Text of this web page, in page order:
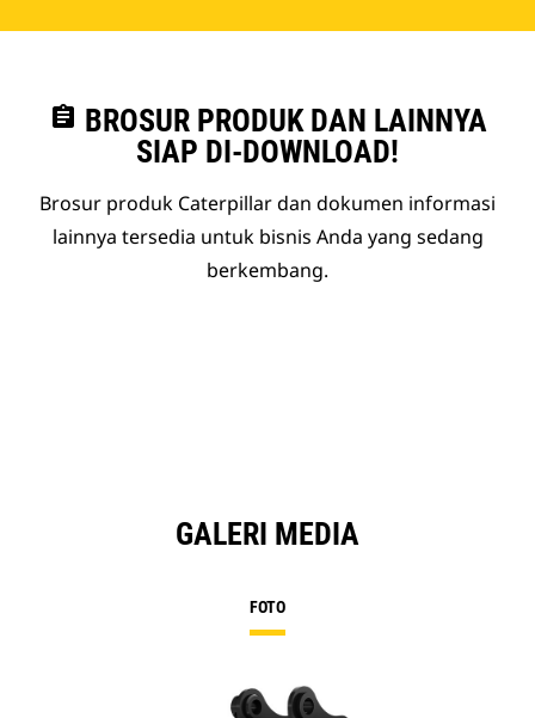
assignment BROSUR PRODUK DAN LAINNYA
SIAP DI-DOWNLOAD!
Brosur produk Caterpillar dan dokumen informasi
lainnya tersedia untuk bisnis Anda yang sedang
berkembang.
GALERI MEDIA
FOTO